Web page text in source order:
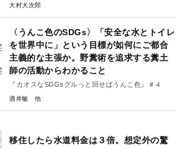
大村大次郎
〈うんこ色のSDGs〉「安全な水とトイレ
を世界中に」という目標が如何にご都合
主義的な主張か。野糞術を追求する糞土
師の活動からわかること
『カオスなSDGsグルっと回せばうんこ色』＃４
酒井敏
移住したら水道料金は３倍。想定外の驚